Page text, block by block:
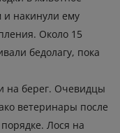
и накинули ему
Около 15
бедолагу, пока
на берег. Очевидцы
ветеринары после
Лося на